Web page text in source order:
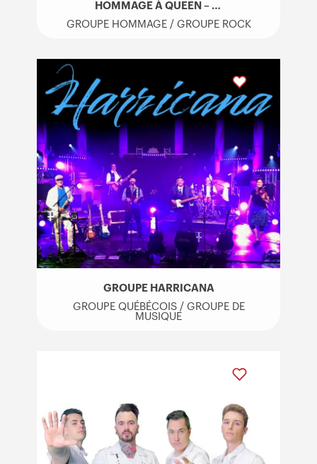
HOMMAGE À QUEEN – LA QUEEN
GROUPE HOMMAGE / GROUPE ROCK
GROUPE HARRICANA
GROUPE QUÉBÉCOIS / GROUPE DE
MUSIQUE